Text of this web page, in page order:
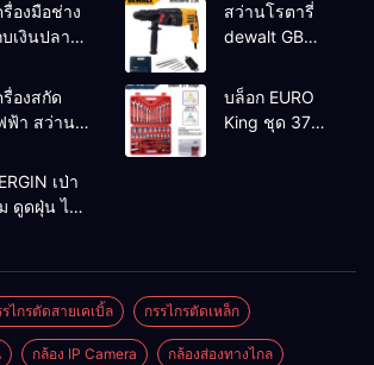
รื่องมือช่าง
บเงินปลาย
สว่านโรตารี่
dewalt GBH
2-26 DFR ทุ่น
ทองแดงแท้
100%
รื่องสกัด
ฟ้า สว่าน
รุ่น MT2926A
บล็อก EURO
King ชุด 37
เป่า
ดูดฝุ่น ไร้
รไกรตัดสายเคเบิ้ล กรรไกรตัดเหล็ก
กล้อง IP Camera กล้องส่องทางไกล